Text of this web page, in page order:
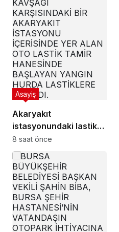
Akaryakıt
istasyonundaki lastik
tamirhanesi alev alev
yandı
Asayiş
8 saat önce